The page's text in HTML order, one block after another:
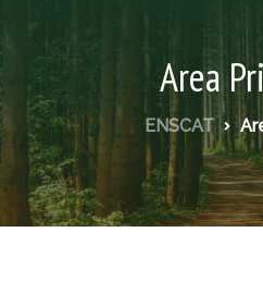
Area
ENSCAT